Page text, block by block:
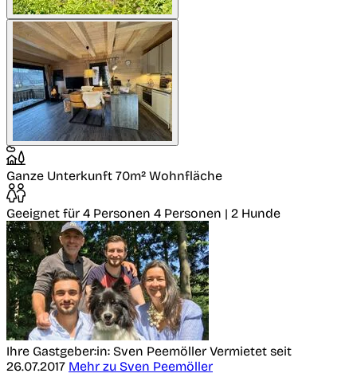
Ganze Unterkunft 70m² Wohnfläche
Geeignet für 4 Personen 4 Personen | 2 Hunde
Ihre Gastgeber:in: Sven Peemöller Vermietet seit
26.07.2017 Mehr zu Sven Peemöller